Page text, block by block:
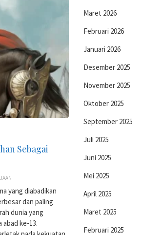
Sebagai
yang diabadikan
dan paling
dunia yang
abad ke-13.
Maret 2026
Februari 2026
Januari 2026
Desember 2025
November 2025
Oktober 2025
September 2025
Juli 2025
Juni 2025
Mei 2025
April 2025
Maret 2025
Februari 2025